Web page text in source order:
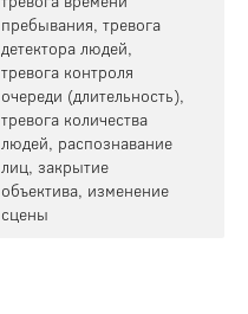
пребывания, тревога
детектора людей,
тревога контроля
очереди (длительность),
тревога количества
людей, распознавание
лиц, закрытие
объектива, изменение
сцены